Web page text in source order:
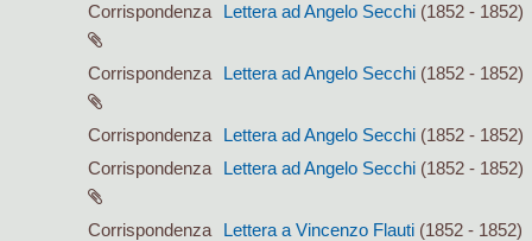
Corrispondenza Lettera ad Angelo Secchi (1852 - 1852)
Corrispondenza Lettera ad Angelo Secchi (1852 - 1852)
Corrispondenza Lettera ad Angelo Secchi (1852 - 1852)
Corrispondenza
Lettera ad Angelo Secchi (1852 - 1852)
Corrispondenza Lettera a Vincenzo Flauti (1852 - 1852)